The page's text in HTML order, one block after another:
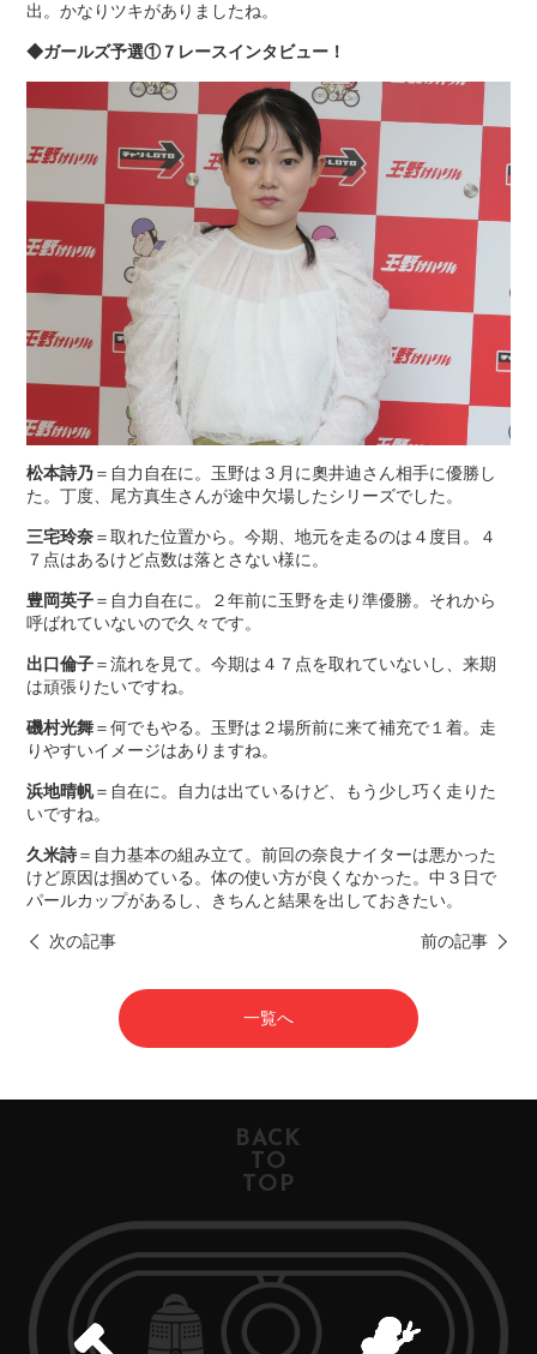
出。かなりツキがありましたね。
◆ガールズ予選①７レースインタビュー！
松本詩乃＝自力自在に。玉野は３月に奧井迪さん相手に優勝し
た。丁度、尾方真生さんが途中欠場したシリーズでした。
三宅玲奈＝取れた位置から。今期、地元を走るのは４度目。４
７点はあるけど点数は落とさない様に。
豊岡英子＝自力自在に。２年前に玉野を走り準優勝。それから
呼ばれていないので久々です。
出口倫子＝流れを見て。今期は４７点を取れていないし、来期
は頑張りたいですね。
磯村光舞＝何でもやる。玉野は２場所前に来て補充で１着。走
りやすいイメージはありますね。
浜地晴帆＝自在に。自力は出ているけど、もう少し巧く走りた
いですね。
久米詩＝自力基本の組み立て。前回の奈良ナイターは悪かった
けど原因は掴めている。体の使い方が良くなかった。中３日で
パールカップがあるし、きちんと結果を出しておきたい。
次の記事 前の記事
一覧へ
BACK
TO
TOP